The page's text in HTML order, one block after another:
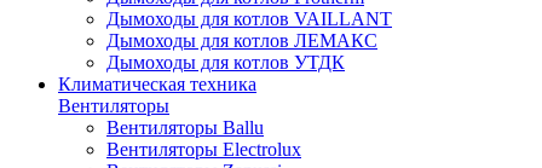
Дымоходы для котлов VAILLANT
Дымоходы для котлов ЛЕМАКС
Дымоходы для котлов УТДК
Климатическая техника
Вентиляторы
Вентиляторы Ballu
Вентиляторы Electrolux